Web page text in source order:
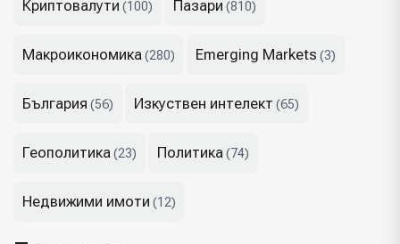
Криптовалути (100) Пазари (810)
Макроикономика(280) Emerging Markets (3)
България (56) Изкуствен интелект (65)
Геополитика(23) Политика(74)
Недвижими имоти (12)